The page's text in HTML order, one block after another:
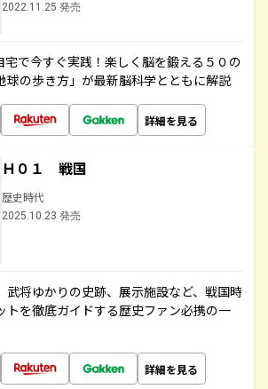
2022.11.25 発売
宅で今すぐ実践！楽しく脳を鍛える５０の
球の歩き方」が最新脳科学とともに解説
詳細を見る
Ｈ０１ 戦国
歴史時代
2025.10.23 発売
武将ゆかりの史跡、展示施設など、戦国時
トを徹底ガイドする歴史ファン必携の一
詳細を見る